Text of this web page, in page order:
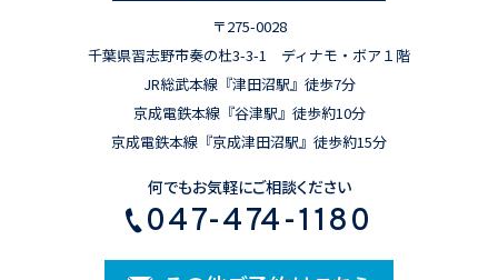
〒275-0028
千葉県習志野市奏の杜3-3-1 ディナモ・ボア１階
JR総武本線『津田沼駅』徒歩7分
京成電鉄本線『谷津駅』徒歩約10分
京成電鉄本線『京成津田沼駅』徒歩約15分
何でもお気軽にご相談ください
047-474-1180